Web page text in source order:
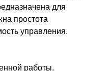
для
простота
управления.
работы.